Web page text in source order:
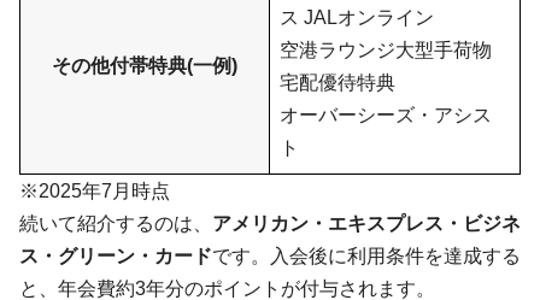
その他付帯特典(一例)
ス JALオンライン
空港ラウンジ大型手荷物
宅配優待特典
オーバーシーズ・アシス
ト
※2025年7月時点
続いて紹介するのは、 アメリカン・エキスプレス・ビジネ
ス・グリーン・カードです。入会後に利用条件を達成する
と、年会費約3年分のポイントが付与されます。